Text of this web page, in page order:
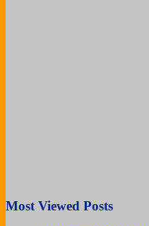
Most Viewed Posts